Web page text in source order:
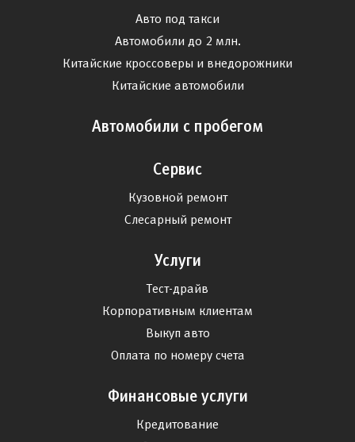
Авто под такси
Автомобили до 2 млн.
Китайские кроссоверы и внедорожники
Китайские автомобили
Автомобили с пробегом
Сервис
Кузовной ремонт
Слесарный ремонт
Услуги
Тест-драйв
Корпоративным клиентам
Выкуп авто
Оплата по номеру счета
Финансовые услуги
Кредитование